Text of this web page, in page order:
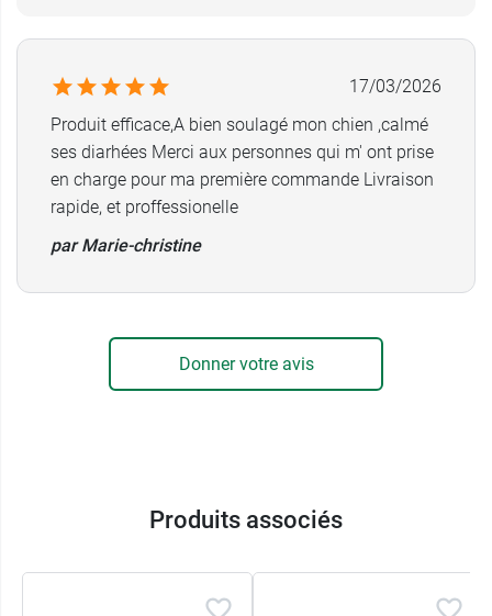
17/03/2026
Produit efficace,A bien soulagé mon chien ,calmé
ses diarhées Merci aux personnes qui m' ont prise
en charge pour ma première commande Livraison
rapide, et proffessionelle
par Marie-christine
Donner votre avis
Produits associés